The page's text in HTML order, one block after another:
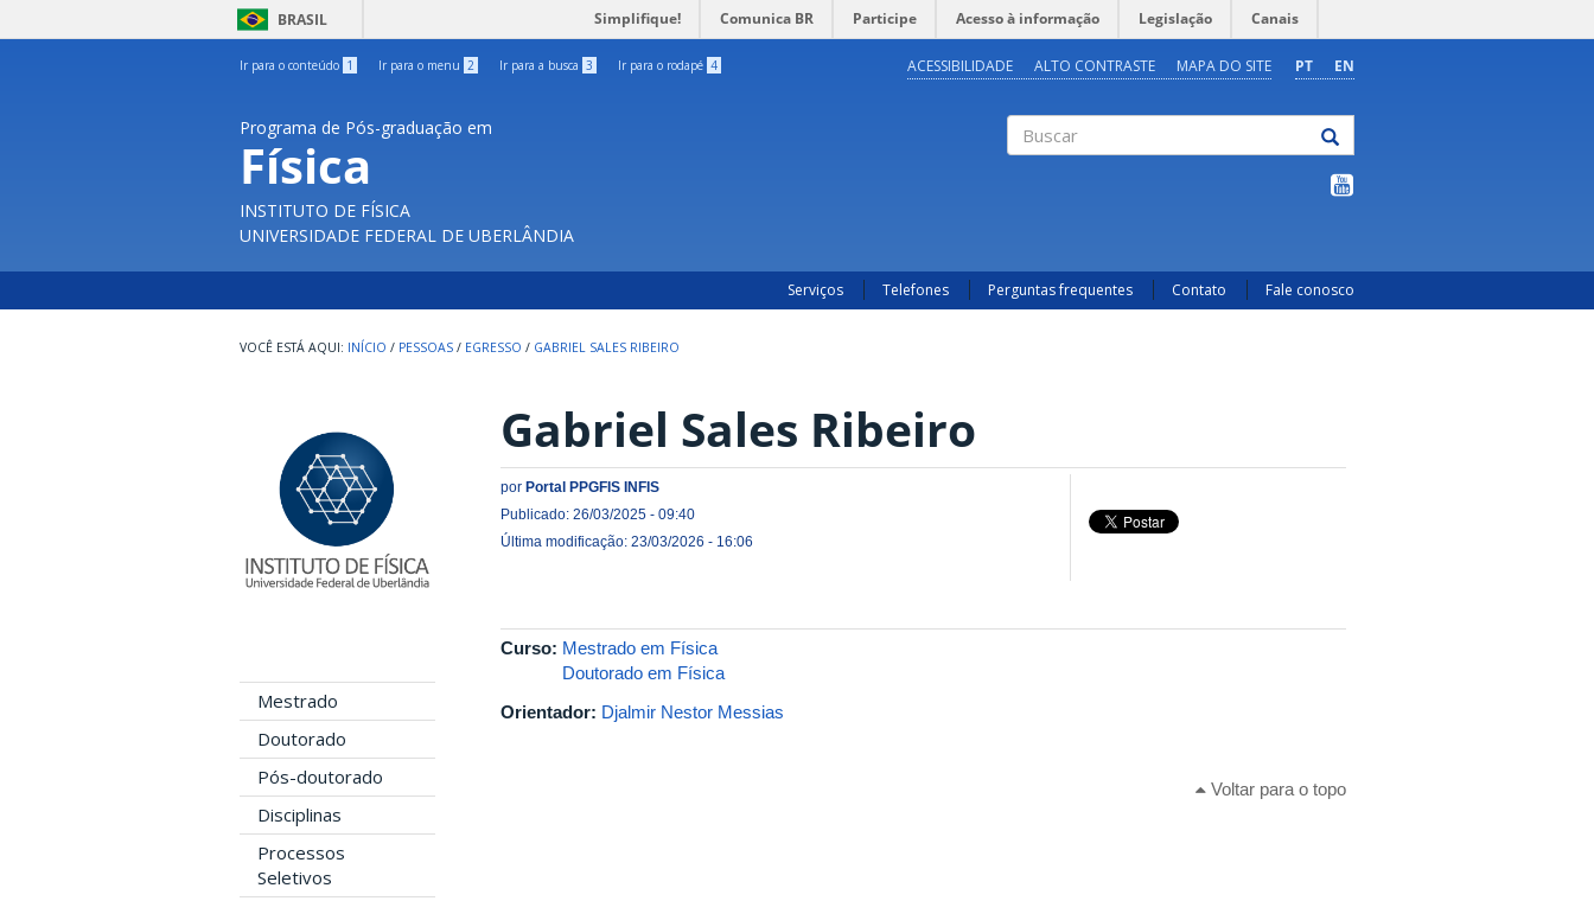
BRASIL Simplifique! Comunica BR Participe Acesso à informação Legislação Canais
Ir para o conteúdo 1 Ir para o menu 2 Ir para a busca 3 Ir para o rodapé 4 PT EN
ACESSIBILIDADE ALTO CONTRASTE MAPA DO SITE
Programa de Pós-graduação em
Física
INSTITUTO DE FÍSICA
UNIVERSIDADE FEDERAL DE UBERLÂNDIA
Serviços Telefones Perguntas frequentes Contato Fale conosco
INÍCIO / PESSOAS / EGRESSO / GABRIEL SALES RIBEIRO
Mestrado
Doutorado
Pós-doutorado
Disciplinas
Processos
Seletivos
Gabriel Sales Ribeiro
por Portal PPGFIS INFIS
Publicado: 26/03/2025 - 09:40
Última modificação: 23/03/2026 - 16:06
Curso: Mestrado em Física
Doutorado em Física
Orientador: Djalmir Nestor Messias
Voltar para o topo